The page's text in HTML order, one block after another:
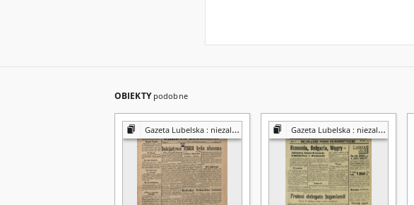
OBIEKTY podobne
Gazeta Lubelska : niezależny organ demokratyczny Gazeta Lubelska : niezależny organ demokratyczny